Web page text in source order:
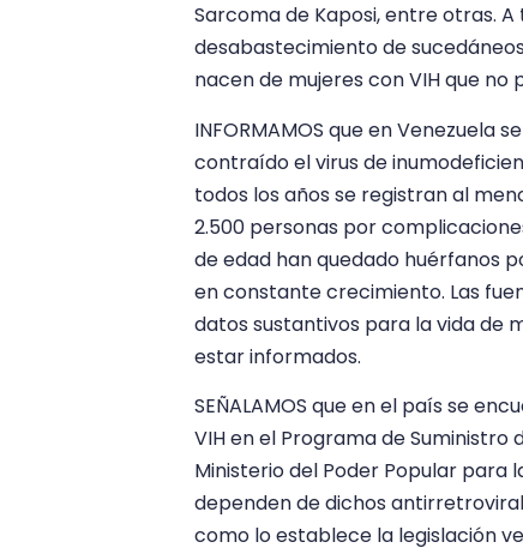
Sarcoma de Kaposi, entre otras.
desabastecimiento de
nacen de mujeres con VIH que no
INFORMAMOS que en Venezuela
contraído el virus de
todos los años se registran al
2.500 personas por
de edad han quedado huérfanos
en constante crecimiento. Las
datos sustantivos para la vida de
estar informados.
SEÑALAMOS que en el país se
VIH en el Programa de
Ministerio del Poder Popular para
dependen de dichos
como lo establece la legislación